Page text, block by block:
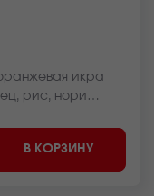
икра
рис, нори
В КОРЗИНУ